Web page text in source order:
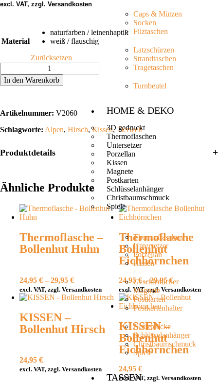
Caps & Mützen
Socken
Filztaschen
Latzschürzen
Strandtaschen
Tragetaschen
Turnbeutel
HOME & DEKO
3D gedruckt
Thermoflaschen
Untersetzer
Porzellan
Kissen
Magnete
Postkarten
Schlüsselanhänger
Christbaumschmuck
Spiele
Thermoflaschen
Untersetzer
Porzellan
Kissen
Geschirrtücher
Magnete
Postkarten
Postkartenhalter
Notizblöcke
Schlüsselanhänger
Christbaumschmuck
Spiele
TASSEN
excl. VAT, zzgl. Versandkosten
Material
naturfarben / leinenhaptik
weiß / flauschig
Zurücksetzen
In den Warenkorb
Artikelnummer: V2060
Schlagworte: Alpen, Hirsch,Kissen,Tierwelt
Produktdetails
Ähnliche Produkte
Thermoflasche –
Bollenhut Huhn
24,95 € – 29,95 €
excl. VAT, zzgl. Versandkosten
Thermoflasche
Bollenhut
Eichhörnchen
24,95€–29,95€
excl. VAT, zzgl. Versandkosten
KISSEN –
Bollenhut Hirsch
24,95 €
excl. VAT, zzgl. Versandkosten
KISSEN –
Bollenhut
Eichhörnchen
24,95 €
excl. VAT, zzgl. Versandkosten